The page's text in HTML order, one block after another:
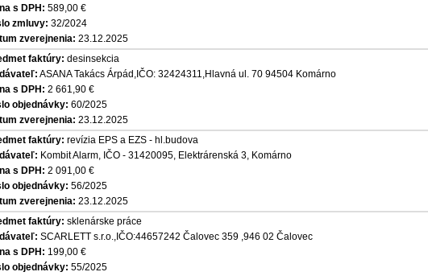
s DPH: 589,00 €
zmluvy: 32/2024
zverejnenia: 23.12.2025
faktúry: desinsekcia
ASANA Takács Árpád,IČO: 32424311,Hlavná ul. 70 94504 Komárno
s DPH: 2 661,90 €
objednávky: 60/2025
zverejnenia: 23.12.2025
faktúry: revízia EPS a EZS - hl.budova
Kombit Alarm, IČO - 31420095, Elektrárenská 3, Komárno
s DPH: 2 091,00 €
objednávky: 56/2025
zverejnenia: 23.12.2025
faktúry: sklenárske práce
SCARLETT s.r.o.,IČO:44657242 Čalovec 359 ,946 02 Čalovec
s DPH: 199,00 €
objednávky: 55/2025